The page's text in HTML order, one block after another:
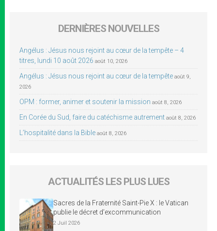
DERNIÈRES NOUVELLES
Angélus : Jésus nous rejoint au cœur de la tempête – 4
titres, lundi 10 août 2026 août 10, 2026
Angélus : Jésus nous rejoint au cœur de la tempête août 9,
2026
OPM : former, animer et soutenir la mission août 8, 2026
En Corée du Sud, faire du catéchisme autrement août 8, 2026
L’hospitalité dans la Bible août 8, 2026
ACTUALITÉS LES PLUS LUES
Sacres de la Fraternité Saint-Pie X : le Vatican
publie le décret d’excommunication
2 Juil 2026